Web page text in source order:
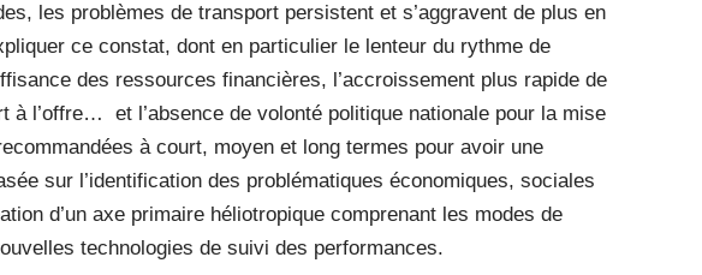
les problèmes de transport persistent et s’aggravent de plus en
ce constat, dont en particulier le lenteur du rythme de
des ressources financières, l’accroissement plus rapide de
à l’offre…
et l’absence de volonté politique nationale pour la mise
à court, moyen et long termes pour avoir une
sur l’identification des problématiques économiques, sociales
d’un axe primaire héliotropique comprenant les modes de
technologies de suivi des performances.